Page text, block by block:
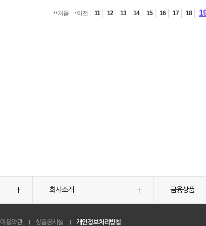
처음 이전 11 12 13 14 15 16 17 18
회사소개 금융상품
이용약관 상품공시실 개인정보처리방침